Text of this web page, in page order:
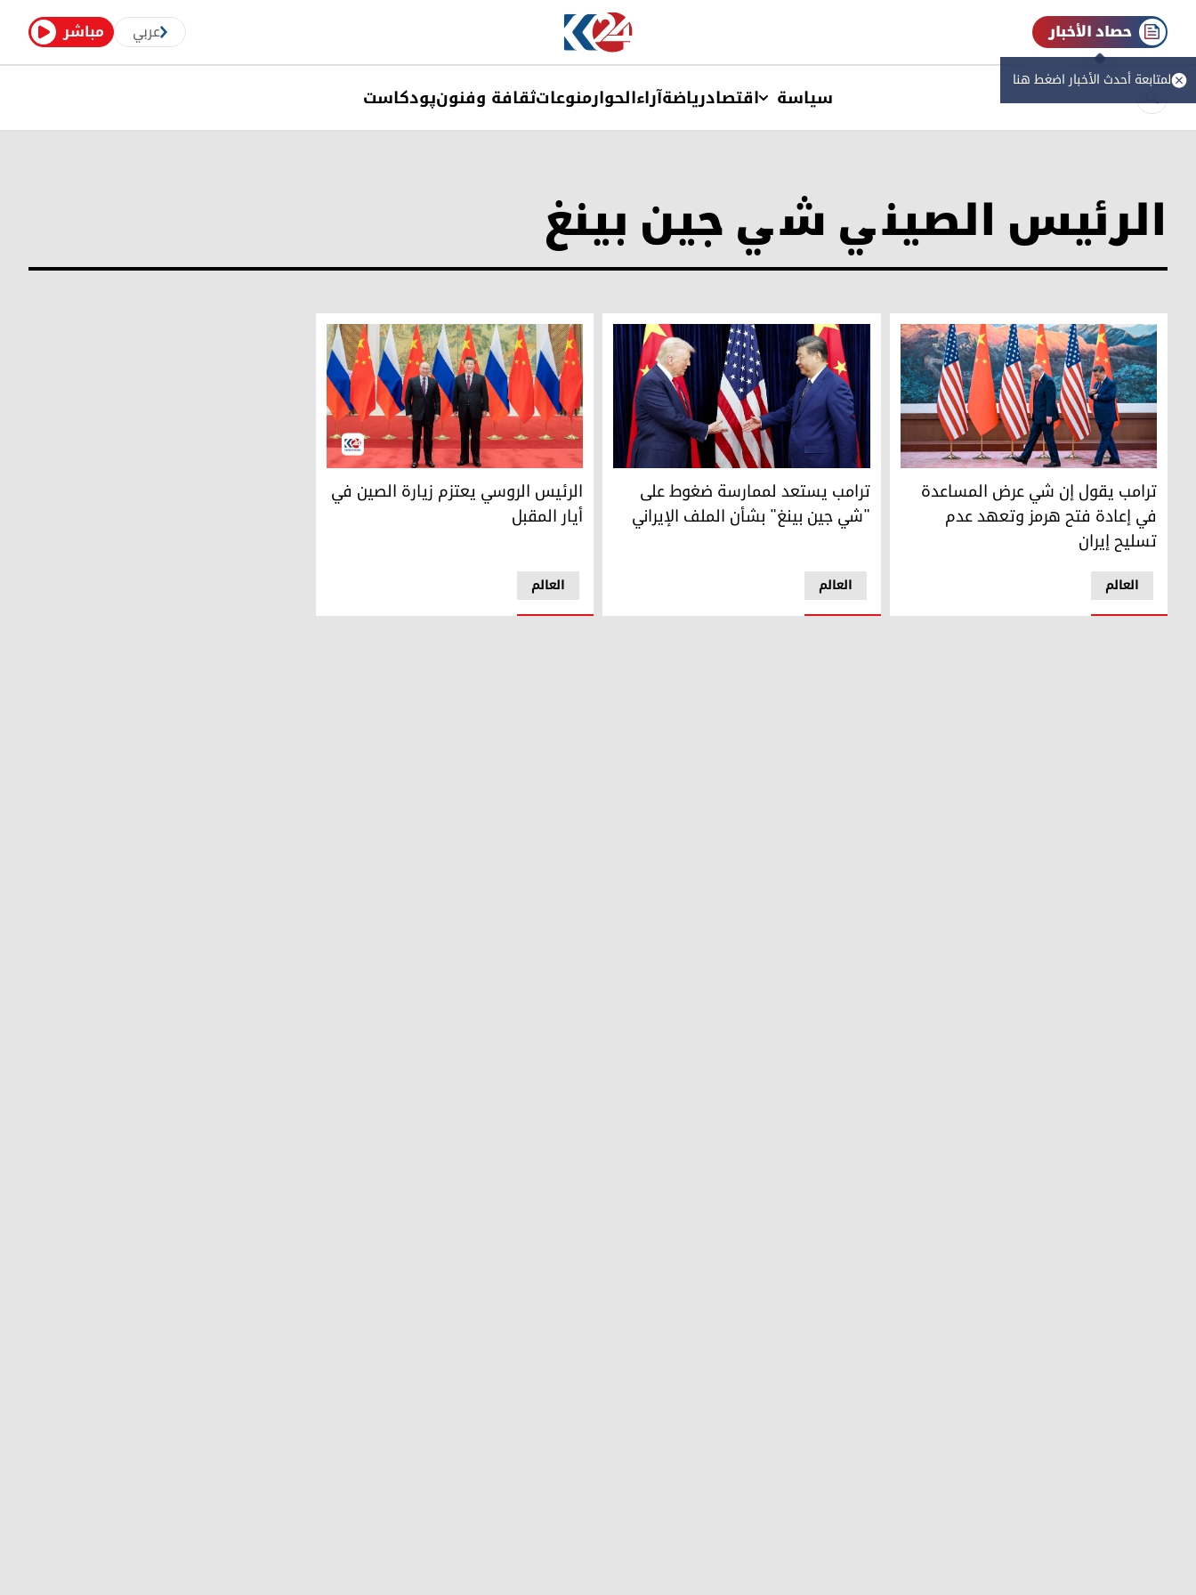
مباشر عربي حصاد الأخبار
لمتابعة أحدث الأخبار اضغط هنا
سیاسة اقتصادریاضةآراءالحوارمنوعاتثقافة وفنونپودکاست
الرئيس الصيني شي جين بينغ
ترامب يقول إن شي عرض المساعدة في إعادة فتح هرمز وتعهد عدم تسليح إيران
العالم
ترامب يقول إن شي عرض المساعدة
في إعادة فتح هرمز وتعهد عدم
تسليح إيران
ترامب يستعد لممارسة ضغوط على "شي جين بينغ" بشأن الملف الإيراني
العالم
ترامب يستعد لممارسة ضغوط على
"شي جين بينغ" بشأن الملف الإيراني
الرئيس الروسي فلاديمير بوتين ونظيره الصيني شي جين بينغ / وكالات
العالم
الرئيس الروسي يعتزم زيارة الصين في
أيار المقبل